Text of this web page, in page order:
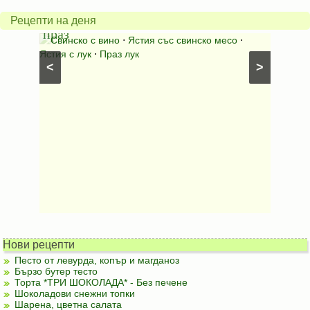
Рецепти на деня
>
<
с
праз
Свинско с вино ⋅ Ястия със свинско месо ⋅
Ястия с лук ⋅ Праз лук
яйца
Нови рецепти
Песто от левурда, копър и магданоз
Бързо бутер тесто
Торта *ТРИ ШОКОЛАДА* - Без печене
Шоколадови снежни топки
Шарена, цветна салата